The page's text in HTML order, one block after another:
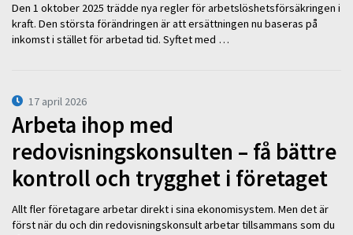
Den 1 oktober 2025 trädde nya regler för arbetslöshetsförsäkringen i
kraft. Den största förändringen är att ersättningen nu baseras på
inkomst i stället för arbetad tid. Syftet med …
17 april 2026
Arbeta ihop med
redovisningskonsulten – få bättre
kontroll och trygghet i företaget
Allt fler företagare arbetar direkt i sina ekonomisystem. Men det är
först när du och din redovisningskonsult arbetar tillsammans som du